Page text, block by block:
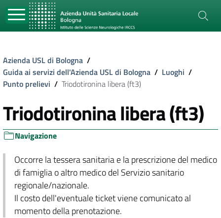
Azienda USL di Bologna /
Guida ai servizi dell'Azienda USL di Bologna / Luoghi /
Punto prelievi / Triodotironina libera (ft3)
Triodotironina libera (ft3)
Navigazione
Occorre la tessera sanitaria e la prescrizione del medico
di famiglia o altro medico del Servizio sanitario
regionale/nazionale.
Il costo dell'eventuale ticket viene comunicato al
momento della prenotazione.